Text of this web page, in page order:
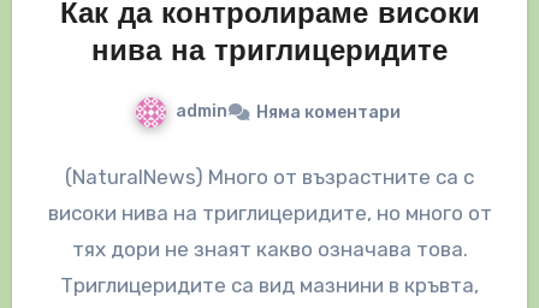
Как да контролираме високи
нива на триглицеридите
admin Няма коментари
(NaturalNews) Много от възрастните са с
високи нива на триглицеридите, но много от
тях дори не знаят какво означава това.
Триглицеридите са вид мазнини в кръвта,